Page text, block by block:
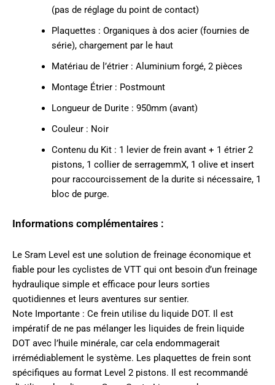
(pas de réglage du point de contact)
Plaquettes : Organiques à dos acier (fournies de
série), chargement par le haut
Matériau de l’étrier : Aluminium forgé, 2 pièces
Montage Étrier : Postmount
Longueur de Durite : 950mm (avant)
Couleur : Noir
Contenu du Kit : 1 levier de frein avant + 1 étrier 2
pistons, 1 collier de serragemmX, 1 olive et insert
pour raccourcissement de la durite si nécessaire, 1
bloc de purge.
Informations complémentaires :
Le Sram Level est une solution de freinage économique et
fiable pour les cyclistes de VTT qui ont besoin d’un freinage
hydraulique simple et efficace pour leurs sorties
quotidiennes et leurs aventures sur sentier.
Note Importante : Ce frein utilise du liquide DOT. Il est
impératif de ne pas mélanger les liquides de frein liquide
DOT avec l’huile minérale, car cela endommagerait
irrémédiablement le système. Les plaquettes de frein sont
spécifiques au format Level 2 pistons. Il est recommandé